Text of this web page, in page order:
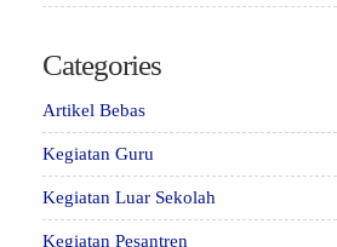
Categories
Artikel Bebas
Kegiatan Guru
Kegiatan Luar Sekolah
Kegiatan Pesantren